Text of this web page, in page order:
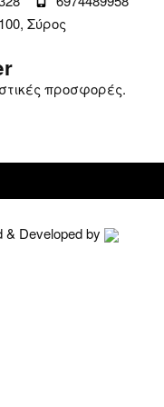
Σύρος
προσφορές.
& Developed by